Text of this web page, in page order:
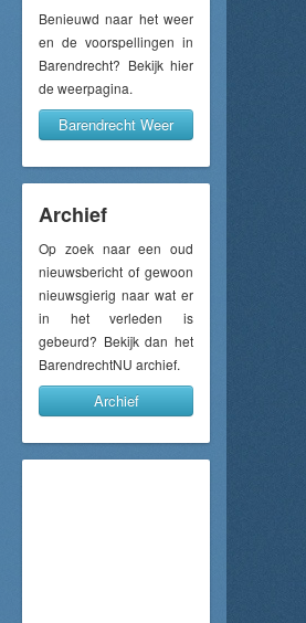
Benieuwd naar het weer
en de voorspellingen in
Barendrecht? Bekijk hier
de weerpagina.
Barendrecht Weer
Archief
Op zoek naar een oud
nieuwsbericht of gewoon
nieuwsgierig naar wat er
in het verleden is
gebeurd? Bekijk dan het
BarendrechtNU archief.
Archief